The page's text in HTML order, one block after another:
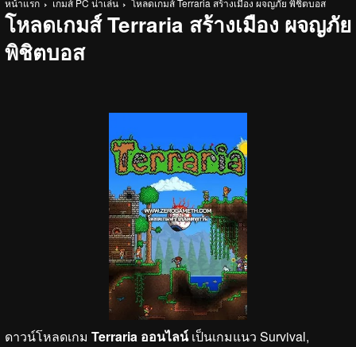
หน้าแรก เกมส์ PC น่าเล่น โหลดเกมส์ Terraria สร้างเมือง ผจญภัย พิชิตบอส
โหลดเกมส์ Terraria สร้างเมือง ผจญภัย
พิชิตบอส
ดาวน์โหลดเกม Terraria ออนไลน์เป็นเกมแนว Survival,